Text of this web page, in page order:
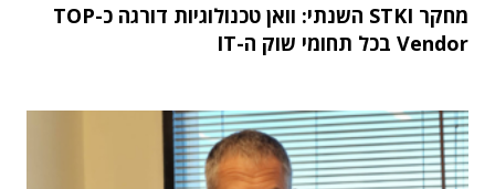
מחקר STKI השנתי: וואן טכנולוגיות דורגה כ-TOP
Vendor בכל תחומי שוק ה-IT